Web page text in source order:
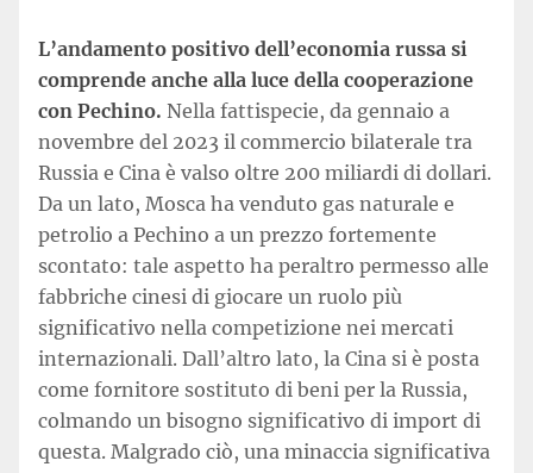
L’andamento positivo dell’economia russa si
comprende anche alla luce della cooperazione
con Pechino. Nella fattispecie, da gennaio a
novembre del 2023 il commercio bilaterale tra
Russia e Cina è valso oltre 200 miliardi di dollari.
Da un lato, Mosca ha venduto gas naturale e
petrolio a Pechino a un prezzo fortemente
scontato: tale aspetto ha peraltro permesso alle
fabbriche cinesi di giocare un ruolo più
significativo nella competizione nei mercati
internazionali. Dall’altro lato, la Cina si è posta
come fornitore sostituto di beni per la Russia,
colmando un bisogno significativo di import di
questa. Malgrado ciò, una minaccia significativa